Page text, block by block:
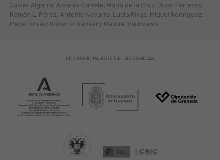
Javier Algarra; Arsenio Cañete; María de la Cruz; Juan Ferreras;
Ramón L. Pérez; Antonio Navarro; Lucía Rivas; Miguel Rodríguez;
Pepe Torres; Roberto Travesí y Manuel Valdivieso.
CONSORCIO PARQUE DE LAS CIENCIAS